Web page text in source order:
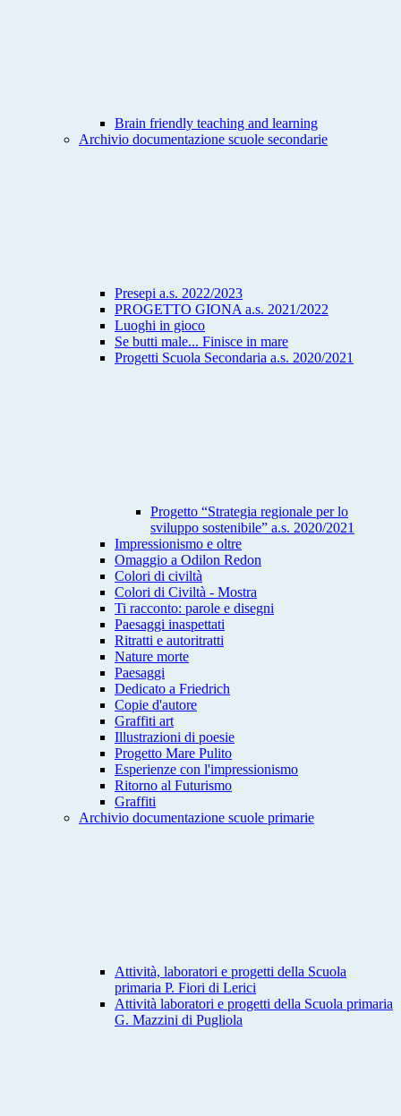
Brain friendly teaching and learning
Archivio documentazione scuole secondarie
Presepi a.s. 2022/2023
PROGETTO GIONA a.s. 2021/2022
Luoghi in gioco
Se butti male... Finisce in mare
Progetti Scuola Secondaria a.s. 2020/2021
Progetto “Strategia regionale per lo
sviluppo sostenibile” a.s. 2020/2021
Impressionismo e oltre
Omaggio a Odilon Redon
Colori di civiltà
Colori di Civiltà - Mostra
Ti racconto: parole e disegni
Paesaggi inaspettati
Ritratti e autoritratti
Nature morte
Paesaggi
Dedicato a Friedrich
Copie d'autore
Graffiti art
Illustrazioni di poesie
Progetto Mare Pulito
Esperienze con l'impressionismo
Ritorno al Futurismo
Graffiti
Archivio documentazione scuole primarie
Attività, laboratori e progetti della Scuola
primaria P. Fiori di Lerici
Attività laboratori e progetti della Scuola primaria
G. Mazzini di Pugliola